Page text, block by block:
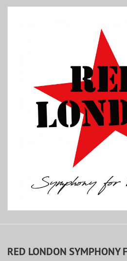
RED LONDON SYMPHONY